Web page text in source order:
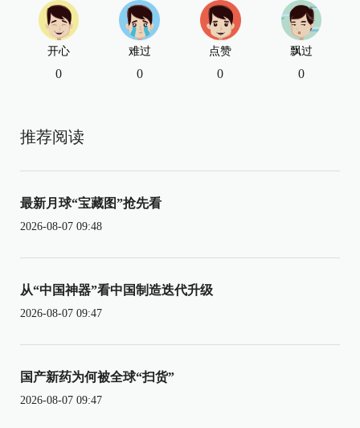
开心
0
难过
0
点赞
0
飘过
0
推荐阅读
最新月球“宝藏图”抢先看
2026-08-07 09:48
从“中国神器”看中国制造迭代升级
2026-08-07 09:47
国产新药为何被全球“扫货”
2026-08-07 09:47